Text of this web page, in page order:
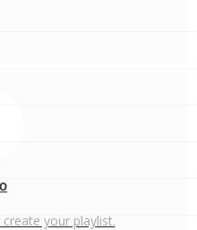
your playlist.